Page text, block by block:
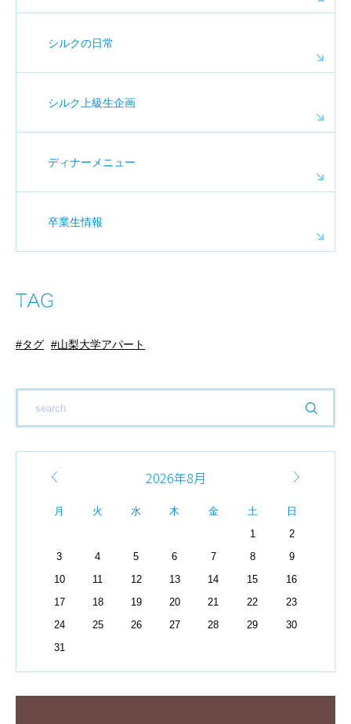
シルクの日常
シルク上級生企画
ディナーメニュー
卒業生情報
タグ 山梨大学アパート
2026年8月
月 火 水 木 金 土
日
1
2
3
4 5 6 7 8
9
10
11 12 13 14 15
16
17
18 19 20 21 22
23
24
25 26 27 28 29
30
31